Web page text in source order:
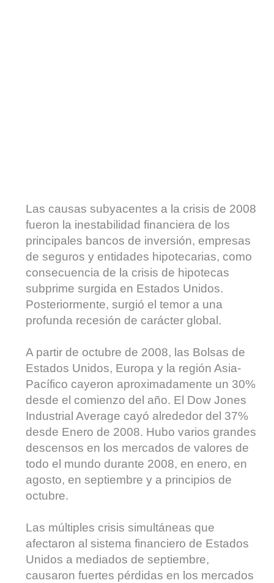
Las causas subyacentes a la crisis de 2008
fueron la inestabilidad financiera de los
principales bancos de inversión, empresas
de seguros y entidades hipotecarias, como
consecuencia de la crisis de hipotecas
subprime surgida en Estados Unidos.
Posteriormente, surgió el temor a una
profunda recesión de carácter global.
A partir de octubre de 2008, las Bolsas de
Estados Unidos, Europa y la región Asia-
Pacífico cayeron aproximadamente un 30%
desde el comienzo del año. El Dow Jones
Industrial Average cayó alrededor del 37%
desde Enero de 2008. Hubo varios grandes
descensos en los mercados de valores de
todo el mundo durante 2008, en enero, en
agosto, en septiembre y a principios de
octubre.
Las múltiples crisis simultáneas que
afectaron al sistema financiero de Estados
Unidos a mediados de septiembre,
causaron fuertes pérdidas en los mercados